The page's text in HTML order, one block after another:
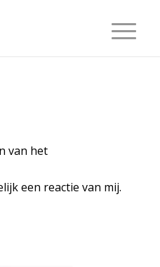
van het
een reactie van mij.